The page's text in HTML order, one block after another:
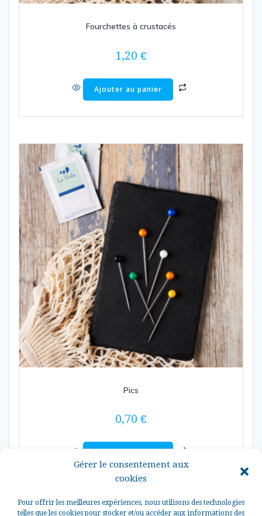
Gérer le consentement aux
cookies
Pour offrir les meilleures expériences, nous utilisons des technologies
telles que les cookies pour stocker et/ou accéder aux informations des
Fourchettes à crustacés
1,20 €
Ajouter au panier
Pics
0,70 €